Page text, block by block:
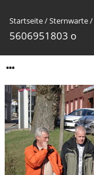
Startseite/Sternwarte/
5606951803 o